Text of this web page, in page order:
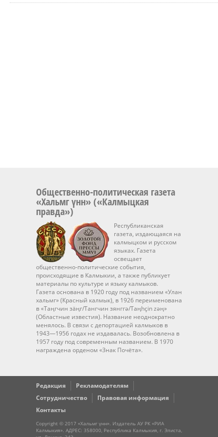
Общественно-политическая газета
«Хальмг үнн» («Калмыцкая
правда»)
Республиканская
газета, издающаяся на
калмыцком и русском
языках. Газета
освещает
общественно-политические события,
происходящие в Калмыкии, а также публикует
материалы по культуре и языку калмыков.
Газета основана в 1920 году под названием «Улан
хальмг» (Красный калмык), в 1926 переименована
в «Таңгчин зäңг/Тангчин зянггә/Taңhçin zәң»
(Областные известия). Название неоднократно
менялось. В связи с депортацией калмыков в
1943—1956 годах не издавалась. Возобновлена в
1957 году под современным названием. В 1970
награждена орденом «Знак Почёта».
Редакция
Рекламодателям
Сотрудничество
Правовая информация
Контакты
Copyright © 2017 «Хальмг үнн». Издатель АУ РК «РИА
Калмыкия». АДРЕС: 358000, Республика Калмыкия, г. Элиста,